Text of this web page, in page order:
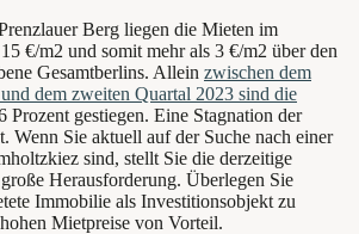
Berg liegen die Mieten im
€/m2 und somit mehr als 3 €/m2 über den
Gesamtberlins. Allein zwischen dem
dem zweiten Quartal 2023 sind die
Prozent gestiegen. Eine Stagnation der
Wenn Sie aktuell auf der Suche nach einer
sind, stellt Sie die derzeitige
Herausforderung. Überlegen Sie
Immobilie als Investitionsobjekt zu
Mietpreise von Vorteil.